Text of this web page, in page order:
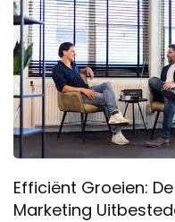
Efficiënt Groeien:
Marketing